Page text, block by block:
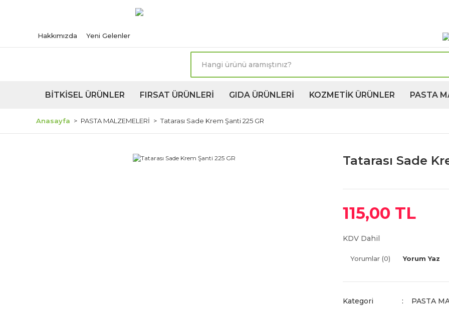
Hakkımızda Yeni Gelenler
BİTKİSEL ÜRÜNLER FIRSAT ÜRÜNLERİ GIDA ÜRÜNLERİ KOZMETİK ÜRÜNLER PASTA
Anasayfa PASTA MALZEMELERİ Tatarası Sade Krem Şanti 225 GR
Tatarası Sade
115,00 TL
KDV Dahil
Yorumlar (0) Yorum Yaz
Kategori PASTA